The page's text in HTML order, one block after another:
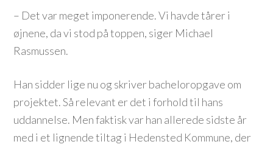
– Det var meget imponerende. Vi havde tårer i
øjnene, da vi stod på toppen, siger Michael
Rasmussen.
Han sidder lige nu og skriver bacheloropgave om
projektet. Så relevant er det i forhold til hans
uddannelse. Men faktisk var han allerede sidste år
med i et lignende tiltag i Hedensted Kommune, der